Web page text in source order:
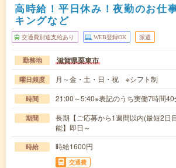
高時給！平日休み！夜勤のお仕
キングなど
交通費別途支給あり WEB登録OK 派遣
勤務地 滋賀県栗東市
曜日頻度 月～金・土・日・祝 ※シフト制
時間 21:00～5:40※表記のうち実働7時間40
期間
長期【ご応募から1週間以内(最短2日
能】即日～
時給 時給1600円
交通費